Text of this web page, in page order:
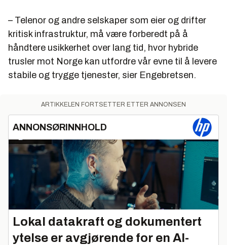
– Telenor og andre selskaper som eier og drifter
kritisk infrastruktur, må være forberedt på å
håndtere usikkerhet over lang tid, hvor hybride
trusler mot Norge kan utfordre vår evne til å levere
stabile og trygge tjenester, sier Engebretsen.
ARTIKKELEN FORTSETTER ETTER ANNONSEN
ANNONSØRINNHOLD
Lokal datakraft og dokumentert
ytelse er avgjørende for en AI-